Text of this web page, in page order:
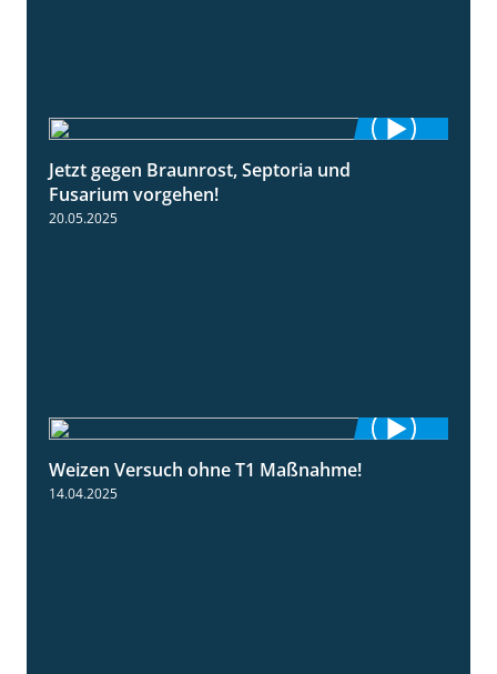
Jetzt gegen Braunrost, Septoria und
Fusarium vorgehen!
20.05.2025
Weizen Versuch ohne T1 Maßnahme!
14.04.2025